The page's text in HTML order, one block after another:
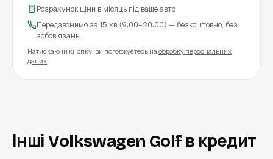
Розрахунок ціни в місяць під ваше авто
Передзвонимо за 15 хв (9:00–20:00) — безкоштовно, без
зобов'язань
Натискаючи кнопку, ви погоджуєтесь на обробку персональних
даних.
Інші Volkswagen Golf в кредит